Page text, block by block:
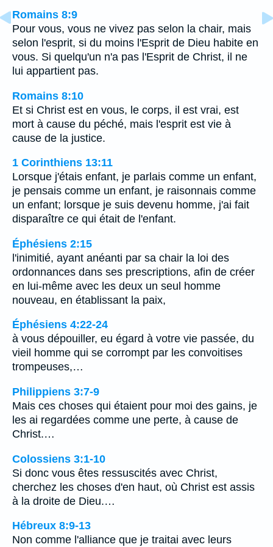
Romains 8:9
Pour vous, vous ne vivez pas selon la chair, mais
selon l'esprit, si du moins l'Esprit de Dieu habite en
vous. Si quelqu'un n'a pas l'Esprit de Christ, il ne
lui appartient pas.
Romains 8:10
Et si Christ est en vous, le corps, il est vrai, est
mort à cause du péché, mais l'esprit est vie à
cause de la justice.
1 Corinthiens 13:11
Lorsque j'étais enfant, je parlais comme un enfant,
je pensais comme un enfant, je raisonnais comme
un enfant; lorsque je suis devenu homme, j'ai fait
disparaître ce qui était de l'enfant.
Éphésiens 2:15
l'inimitié, ayant anéanti par sa chair la loi des
ordonnances dans ses prescriptions, afin de créer
en lui-même avec les deux un seul homme
nouveau, en établissant la paix,
Éphésiens 4:22-24
à vous dépouiller, eu égard à votre vie passée, du
vieil homme qui se corrompt par les convoitises
trompeuses,…
Philippiens 3:7-9
Mais ces choses qui étaient pour moi des gains, je
les ai regardées comme une perte, à cause de
Christ.…
Colossiens 3:1-10
Si donc vous êtes ressuscités avec Christ,
cherchez les choses d'en haut, où Christ est assis
à la droite de Dieu.…
Hébreux 8:9-13
Non comme l'alliance que je traitai avec leurs